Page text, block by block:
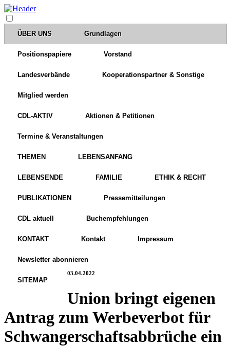
ÜBER UNS Grundlagen
Positionspapiere Vorstand
Landesverbände Kooperationspartner & Sonstige
Mitglied werden
CDL-AKTIV Aktionen & Petitionen
Termine & Veranstaltungen
THEMEN LEBENSANFANG
LEBENSENDE FAMILIE ETHIK & RECHT
PUBLIKATIONEN Pressemitteilungen
CDL aktuell Buchempfehlungen
KONTAKT Kontakt Impressum
Newsletter abonnieren
SITEMAP
03.04.2022
Union bringt eigenen
Antrag zum Werbeverbot für
Schwangerschaftsabbrüche ein